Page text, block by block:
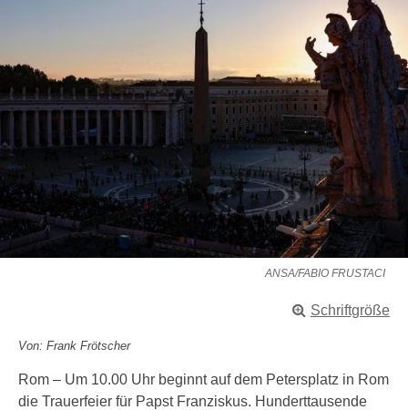
ANSA/FABIO FRUSTACI
Schriftgröße
Von: Frank Frötscher
Rom – Um 10.00 Uhr beginnt auf dem Petersplatz in Rom
die Trauerfeier für Papst Franziskus. Hunderttausende